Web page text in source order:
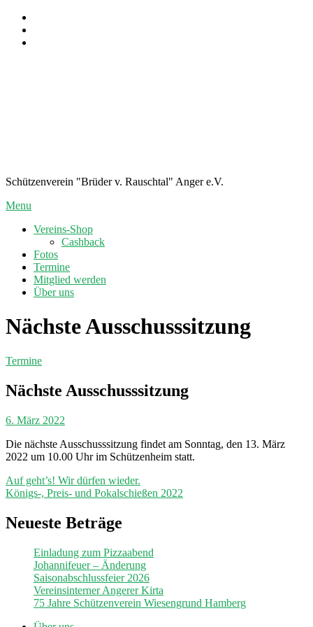
Skip
Content
Schützenverein "Brüder v. Rauschtal" Anger e.V.
Menu
Vereins-Shop
Cashback
Fotos
Termine
Mitglied werden
Über uns
Nächste Ausschusssitzung
Termine
Nächste Ausschusssitzung
6. März 2022
Die nächste Ausschusssitzung findet am Sonntag, den 13. März
2022 um 10.00 Uhr im Schützenheim statt.
Beitragsnavigation
Auf geht’s! Wir dürfen wieder.
Königs-, Preis- und Pokalschießen 2022
Neueste Beträge
Einladung zum Pizzaabend
Johannifeuer – Änderung
Saisonabschlussfeier 2026
Vereinsinterner Angerer Kirta
75 Jahre Schützenverein Wiesengrund Hamberg